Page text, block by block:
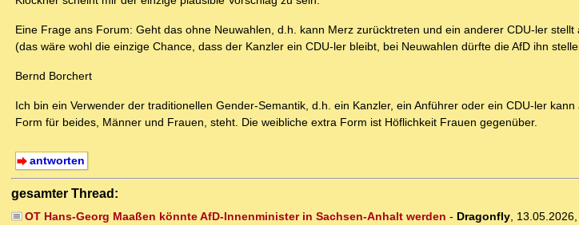
Eine Frage ans Forum: Geht das ohne Neuwahlen, d.h. kann Merz zurücktreten und ein anderer CDU-ler
(das wäre wohl die einzige Chance, dass der Kanzler ein CDU-ler bleibt, bei Neuwahlen dürfte die AfD ihn
Bernd Borchert
Ich bin ein Verwender der traditionellen Gender-Semantik, d.h. ein Kanzler, ein Anführer oder ein CDU-ler
Form für beides, Männer und Frauen, steht. Die weibliche extra Form ist Höflichkeit Frauen gegenüber.
antworten
gesamter Thread:
OT Hans-Georg Maaßen könnte AfD-Innenminister in Sachsen-Anhalt werden - Dragonfly,